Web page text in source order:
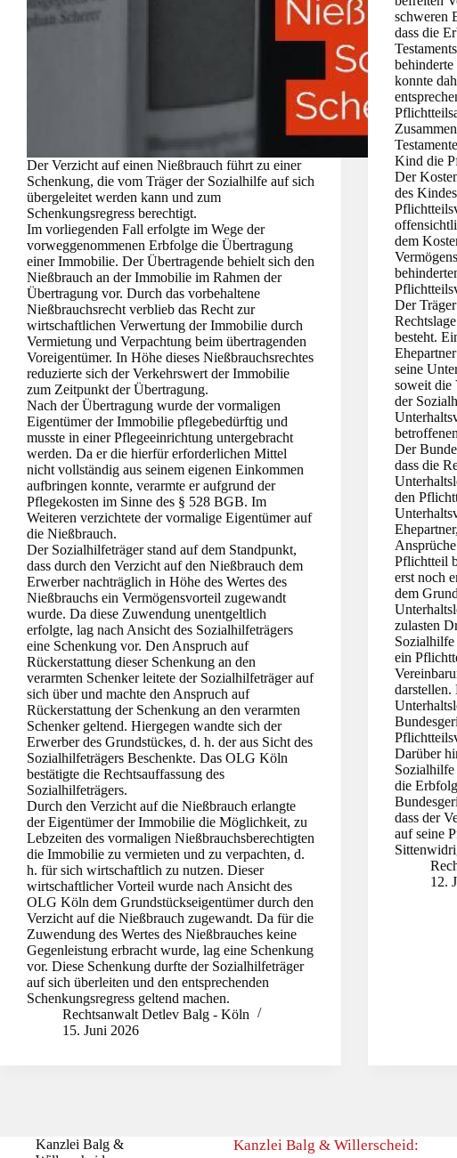
Der Verzicht auf einen Nießbrauch führt zu einer
Schenkung, die vom Träger der Sozialhilfe auf sich
übergeleitet werden kann und zum
Schenkungsregress berechtigt.
Im vorliegenden Fall erfolgte im Wege der
vorweggenommenen Erbfolge die Übertragung
einer Immobilie. Der Übertragende behielt sich den
Nießbrauch an der Immobilie im Rahmen der
Übertragung vor. Durch das vorbehaltene
Nießbrauchsrecht verblieb das Recht zur
wirtschaftlichen Verwertung der Immobilie durch
Vermietung und Verpachtung beim übertragenden
Voreigentümer. In Höhe dieses Nießbrauchsrechtes
reduzierte sich der Verkehrswert der Immobilie
zum Zeitpunkt der Übertragung.
Nach der Übertragung wurde der vormaligen
Eigentümer der Immobilie pflegebedürftig und
musste in einer Pflegeeinrichtung untergebracht
werden. Da er die hierfür erforderlichen Mittel
nicht vollständig aus seinem eigenen Einkommen
aufbringen konnte, verarmte er aufgrund der
Pflegekosten im Sinne des § 528 BGB. Im
Weiteren verzichtete der vormalige Eigentümer auf
die Nießbrauch.
Der Sozialhilfeträger stand auf dem Standpunkt,
dass durch den Verzicht auf den Nießbrauch dem
Erwerber nachträglich in Höhe des Wertes des
Nießbrauchs ein Vermögensvorteil zugewandt
wurde. Da diese Zuwendung unentgeltlich
erfolgte, lag nach Ansicht des Sozialhilfeträgers
eine Schenkung vor. Den Anspruch auf
Rückerstattung dieser Schenkung an den
verarmten Schenker leitete der Sozialhilfeträger auf
sich über und machte den Anspruch auf
Rückerstattung der Schenkung an den verarmten
Schenker geltend. Hiergegen wandte sich der
Erwerber des Grundstückes, d. h. der aus Sicht des
Sozialhilfeträgers Beschenkte. Das OLG Köln
bestätigte die Rechtsauffassung des
Sozialhilfeträgers.
Durch den Verzicht auf die Nießbrauch erlangte
der Eigentümer der Immobilie die Möglichkeit, zu
Lebzeiten des vormaligen Nießbrauchsberechtigten
die Immobilie zu vermieten und zu verpachten, d.
h. für sich wirtschaftlich zu nutzen. Dieser
wirtschaftlicher Vorteil wurde nach Ansicht des
OLG Köln dem Grundstückseigentümer durch den
Verzicht auf die Nießbrauch zugewandt. Da für die
Zuwendung des Wertes des Nießbrauches keine
Gegenleistung erbracht wurde, lag eine Schenkung
vor. Diese Schenkung durfte der Sozialhilfeträger
auf sich überleiten und den entsprechenden
Schenkungsregress geltend machen.
Rechtsanwalt Detlev Balg - Köln
15. Juni 2026
schweren
dass die
konnte
Kind die
Der
des
dem
Der
besteht.
seine
soweit die
der
Der
dass die
den
Pflichtteil
erst noch
dem
zulasten
ein
darstellen.
Darüber
Sozialhilfe
die
dass der
auf seine
12.
Kanzlei Balg &
Kanzlei Balg & Willerscheid: